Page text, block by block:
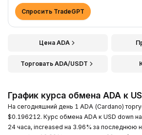
Спросить TradeGPT
Цена ADA
Торговать ADA/USDT
График курса обмена ADA к
На сегодняшний день 1 ADA (Cardano)
$0.196212. Курс обмена ADA к USD down
24 часа, increased на 3.96% за последнюю